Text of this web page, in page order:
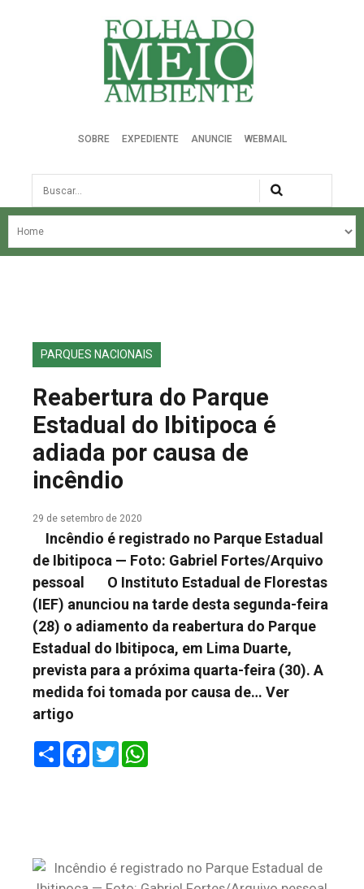
Folha do Meio Ambiente
SOBRE EXPEDIENTE ANUNCIE WEBMAIL
Busca
NOSSA HISTÓRIA
EDIÇÕES ANTERIORES
FALE CONOSCO
PARQUES NACIONAIS
Reabertura do Parque
Estadual do Ibitipoca é
adiada por causa de
incêndio
29 de setembro de 2020
Incêndio é registrado no Parque Estadual
de Ibitipoca — Foto: Gabriel Fortes/Arquivo
pessoal O Instituto Estadual de Florestas
(IEF) anunciou na tarde desta segunda-feira
(28) o adiamento da reabertura do Parque
Estadual do Ibitipoca, em Lima Duarte,
prevista para a próxima quarta-feira (30). A
medida foi tomada por causa de… Ver
artigo
ShareFacebook
Twitter